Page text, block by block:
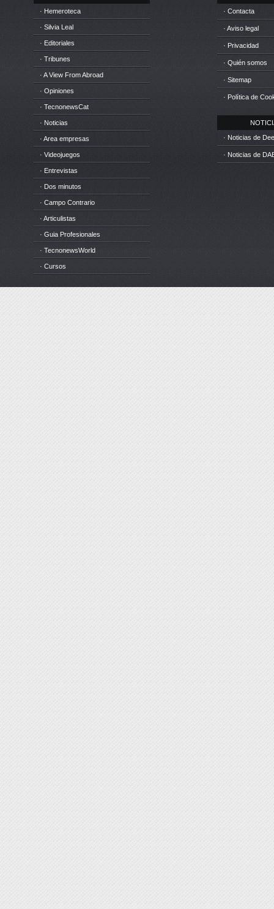
· Hemeroteca
· Silvia Leal
· Editoriales
· Tribunes
· A View From Abroad
· Opiniones
· TecnonewsCat
· Noticias
· Area empresas
· Videojuegos
· Entrevistas
· Dos minutos
· Campo Contrario
· Articulistas
· Guia Profesionales
· TecnonewsWorld
· Cursos
· Contacta
· Aviso legal
· Privacidad
· Quién somos
· Sitemap
· Política de
· Noticias de
· Noticias de